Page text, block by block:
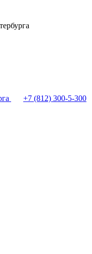
+7 (812) 300-5-300